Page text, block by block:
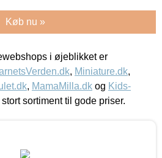
Køb nu »
i øjeblikket er
, Miniature.dk,
, MamaMilla.dk og Kids-
sortiment til gode priser.